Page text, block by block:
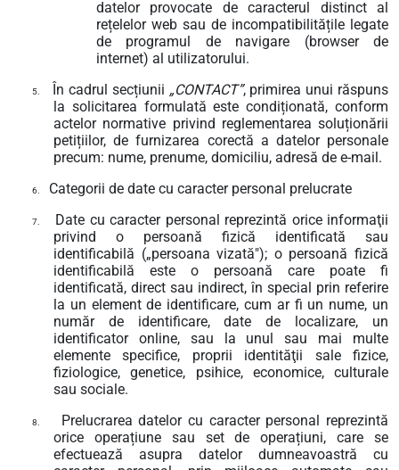
datelor provocate de caracterul distinct al
rețelelor web sau de incompatibilitățile legate
de programul de navigare (browser de
internet) al utilizatorului.
5. În cadrul secțiunii „CONTACT”, primirea unui răspuns
la solicitarea formulată este condiționată, conform
actelor normative privind reglementarea soluționării
petițiilor, de furnizarea corectă a datelor personale
precum: nume, prenume, domiciliu, adresă de e-mail.
6. Categorii de date cu caracter personal prelucrate
7.
Date cu caracter personal reprezintă orice informaţii
privind o persoană fizică identificată sau
identificabilă („persoana vizată"); o persoană fizică
identificabilă este o persoană care poate fi
identificată, direct sau indirect, în special prin referire
la un element de identificare, cum ar fi un nume, un
număr de identificare, date de localizare, un
identificator online, sau la unul sau mai multe
elemente specifice, proprii identităţii sale fizice,
fiziologice, genetice, psihice, economice, culturale
sau sociale.
8.
Prelucrarea datelor cu caracter personal reprezintă
orice operațiune sau set de operațiuni, care se
efectuează asupra datelor dumneavoastră cu